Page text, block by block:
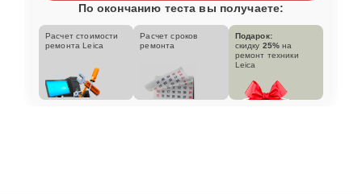
По окончанию теста вы получаете:
Расчет стоимости
ремонта Leica
Расчет сроков
ремонта
Подарок:
скидку 25% на
ремонт техники
Leica